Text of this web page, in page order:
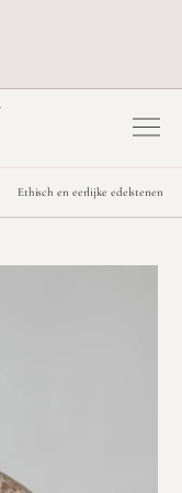
Ethisch en eerlijke edelstenen